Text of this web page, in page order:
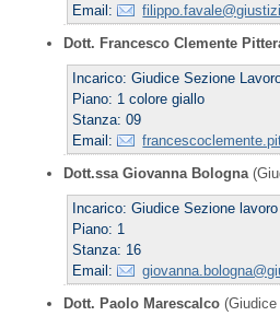
Email:
Dott. Francesco Clemente
Incarico: Giudice Sezione
Piano: 1 colore giallo
Stanza: 09
Email:
Dott.ssa Giovanna Bologna
Incarico: Giudice Sezione lavoro
Piano: 1
Stanza: 16
Email:
Dott. Paolo Marescalco(Giudice